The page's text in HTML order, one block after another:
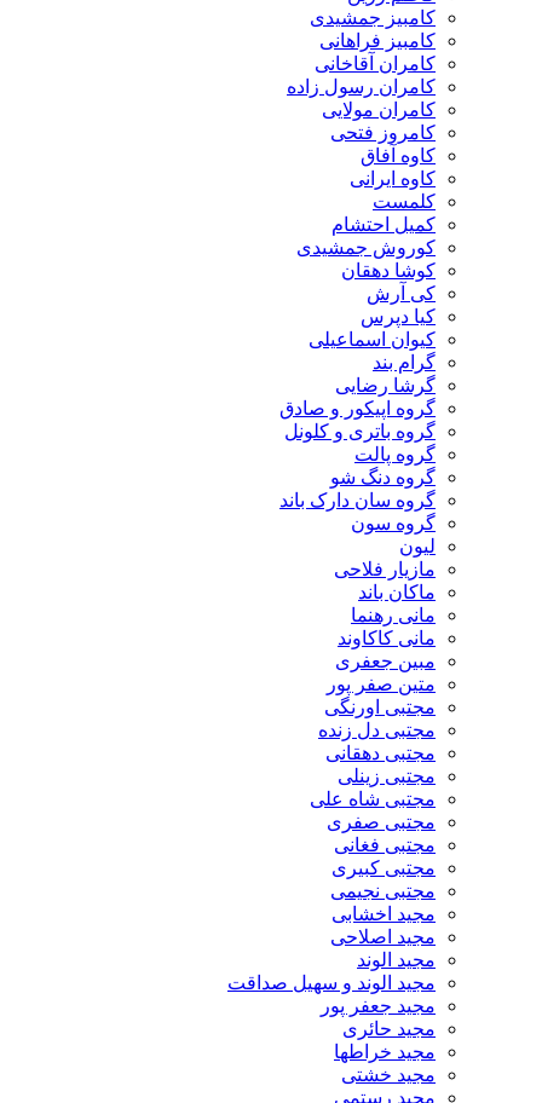
کامبیز جمشیدی
کامبیز فراهانی
کامران آقاخانی
کامران رسول زاده
کامران مولایی
کامروز فتحی
کاوه آفاق
کاوه ایرانی
کلمست
کمیل احتشام
کوروش جمشیدی
کوشا دهقان
کی آرش
کیا دپرس
کیوان اسماعیلی
گرام بند
گرشا رضایی
گروه اپیکور و صادق
گروه باتری و کلونل
گروه پالت
گروه دنگ شو
گروه سان دارک باند
گروه سون
لیون
مازیار فلاحی
ماکان باند
مانی رهنما
مانی کاکاوند
مبین جعفری
متین صفر پور
مجتبی اورنگی
مجتبی دل زنده
مجتبی دهقانی
مجتبی زینلی
مجتبی شاه علی
مجتبی صفری
مجتبی فغانی
مجتبی کبیری
مجتبی نجیمی
مجید اخشابی
مجید اصلاحی
مجید الوند‎
مجید الوند و سهیل صداقت
مجید جعفر پور
مجید حائری
مجید خراطها
مجید خشتی
مجید رستمی